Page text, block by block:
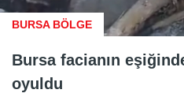
BURSA BÖLGE
Bursa facianın
oyuldu